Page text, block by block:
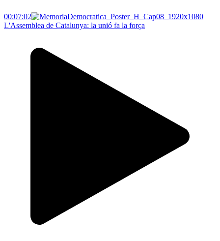
00:07:02
L'Assemblea de Catalunya: la unió fa la força